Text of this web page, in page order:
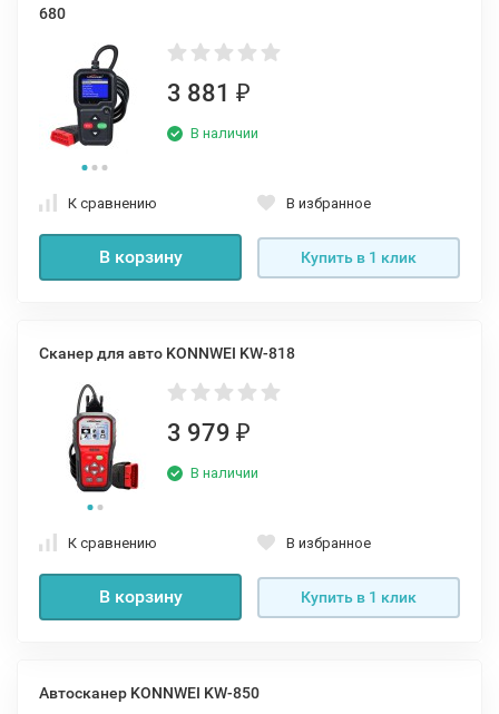
680
3 881 ₽
В наличии
К сравнению В избранное
В корзину Купить в 1 клик
Сканер для авто KONNWEI KW-818
3 979 ₽
В наличии
К сравнению В избранное
В корзину Купить в 1 клик
Автосканер KONNWEI KW-850